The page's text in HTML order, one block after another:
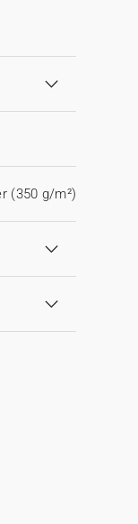
(350 g/m²)